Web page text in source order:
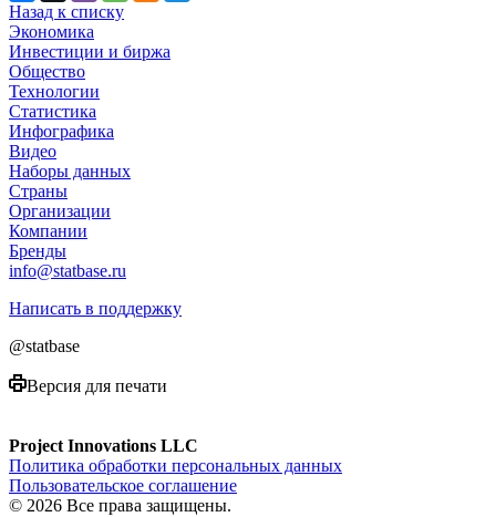
Назад к списку
Экономика
Инвестиции и биржа
Общество
Технологии
Cтатистика
Инфографика
Видео
Наборы данных
Страны
Организации
Компании
Бренды
info@statbase.ru
Написать в поддержку
@statbase
Версия для печати
Project Innovations LLC
Политика обработки персональных данных
Пользовательское соглашение
© 2026 Все права защищены.